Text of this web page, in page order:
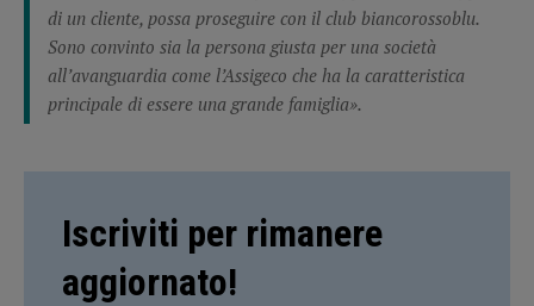
di un cliente, possa proseguire con il club biancorossoblu.
Sono convinto sia la persona giusta per una società
all’avanguardia come l’Assigeco che ha la caratteristica
principale di essere una grande famiglia».
Iscriviti per rimanere
aggiornato!